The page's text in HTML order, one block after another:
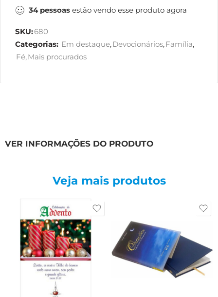
34 pessoas estão vendo esse produto agora
SKU:680
Categorias: Em destaque,Devocionários,Família,
Fé,Mais procurados
VER INFORMAÇÕES DO PRODUTO
Veja mais produtos